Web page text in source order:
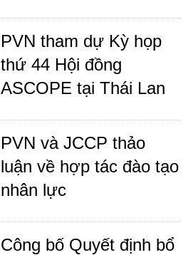
PVN tham dự Kỳ họp
thứ 44 Hội đồng
ASCOPE tại Thái Lan
PVN và JCCP thảo
luận về hợp tác đào tạo
nhân lực
Công bố Quyết định bổ